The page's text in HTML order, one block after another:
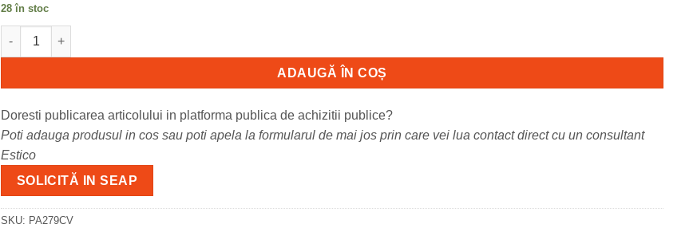
28 în stoc
Cantitate Monitor Consumer ASUS PA279CV, 27", 3840 x 2160 pixeli, Black,
ADAUGĂ ÎN COȘ
Doresti publicarea articolului in platforma publica de achizitii publice?
Poti adauga produsul in cos sau poti apela la formularul de mai jos prin care vei lua contact direct cu un consultant
Estico
SOLICITĂ IN SEAP
SKU: PA279CV